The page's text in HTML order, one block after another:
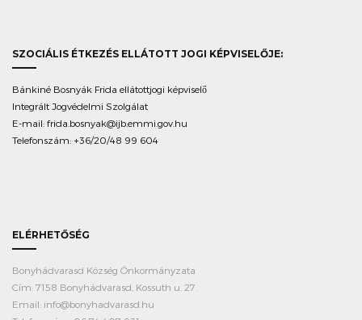
SZOCIÁLIS ÉTKEZÉS ELLÁTOTT JOGI KÉPVISELŐJE:
Bánkiné Bosnyák Frida ellátottjogi képviselő
Integrált Jogvédelmi Szolgálat
E-mail: frida.bosnyak@ijb.emmi.gov.hu
Telefonszám: +36/20/48 99 604
ELÉRHETŐSÉG
Bonyhádvarasd Község Önkormányzata
Cím: 7158 Bonyhádvarasd, Kossuth u. 27.
Email: info@bonyhadvarasd.hu